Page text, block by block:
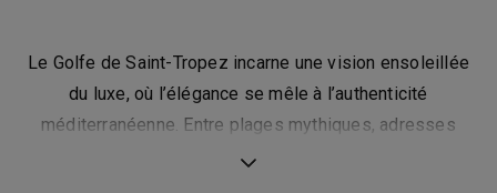
Le Golfe de Saint-Tropez incarne une vision ensoleillée
du luxe, où l’élégance se mêle à l’authenticité
méditerranéenne. Entre plages mythiques, adresses
exclusives et domaines privés d’exception, ce territoire